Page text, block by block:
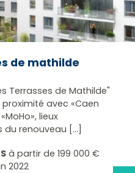
de mathilde
Terrasses de Mathilde"
avec «Caen
lieux
renouveau [...]
à partir de 199 000 €
2022